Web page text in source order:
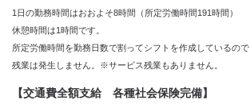
1日の勤務時間はおおよそ8時間（所定労働時間191時間）
休憩時間は1時間です。
所定労働時間を勤務日数で割ってシフトを作成しているので
残業は発生しません。※サービス残業もありません。
【交通費全額支給 各種社会保険完備】